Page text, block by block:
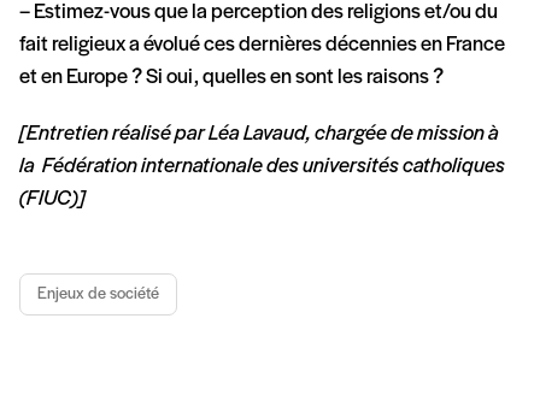
– Estimez-vous que la perception des religions et/ou du
fait religieux a évolué ces dernières décennies en France
et en Europe ? Si oui, quelles en sont les raisons ?
[Entretien réalisé par Léa Lavaud, chargée de mission à
la Fédération internationale des universités catholiques
(FIUC)]
Enjeux de société